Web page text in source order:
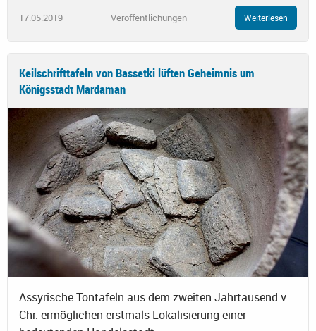
17.05.2019 Veröffentlichungen Weiterlesen
Keilschrifttafeln von Bassetki lüften Geheimnis um
Königsstadt Mardaman
Assyrische Tontafeln aus dem zweiten Jahrtausend v.
Chr. ermöglichen erstmals Lokalisierung einer